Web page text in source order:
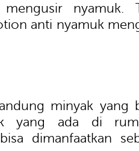
mengusir
anti nyamuk
minyak yang
yang ada di
dimanfaatkan